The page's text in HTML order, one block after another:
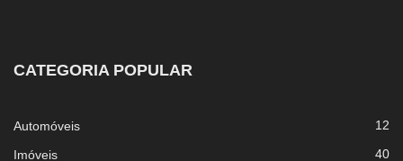
CATEGORIA POPULAR
Automóveis 12
Imóveis 40